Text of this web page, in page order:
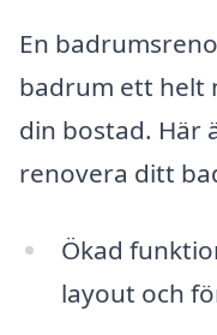
En
badrum ett helt
din bostad. Här
renovera ditt
Ökad
layout och